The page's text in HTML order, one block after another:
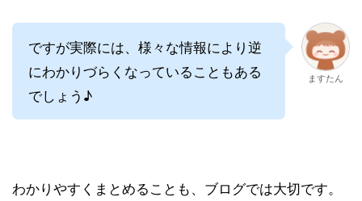
ですが実際には、様々な情報により逆
にわかりづらくなっていることもある
でしょう♪
ますたん
わかりやすくまとめることも、ブログでは大切です。